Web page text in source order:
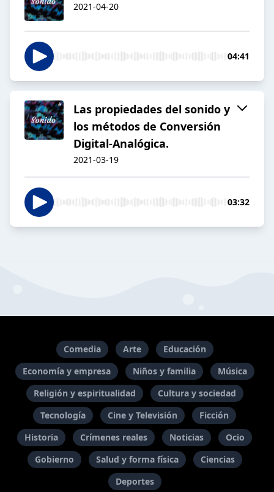
2021-04-20
04:41
Las propiedades del sonido y
los métodos de Conversión
Digital-Analógica.
2021-03-19
03:32
Comedia Arte
Educación
Economía y empresa
Niños y familia
Música
Religión y espiritualidad
Cultura y sociedad
Tecnología
Cine y Televisión
Ficción
Historia
Crímenes reales Noticias
Ocio
Gobierno
Salud y forma física
Ciencias
Deportes